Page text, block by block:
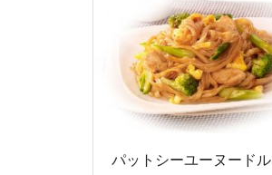
パットシーユーヌードル